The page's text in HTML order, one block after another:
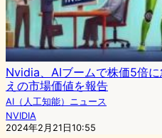
Nvidia、AIブームで株価5倍
えの市場価値を報告
AI（人工知能）ニュース
NVIDIA
2024年2月21日10:55